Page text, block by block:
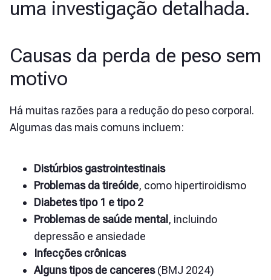
uma investigação detalhada.
Causas da perda de peso sem
motivo
Há muitas razões para a redução do peso corporal.
Algumas das mais comuns incluem:
Distúrbios gastrointestinais
Problemas da tireóide, como hipertiroidismo
Diabetes tipo 1 e tipo 2
Problemas de saúde mental , incluindo
depressão e ansiedade
Infecções crônicas
Alguns tipos de canceres(BMJ 2024)